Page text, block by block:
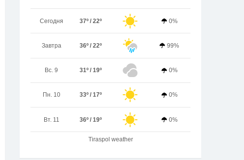
Сегодня 37º / 22º 0%
Завтра 36º / 22º 99%
Вс. 9 31º / 19º 0%
Пн. 10 33º / 17º 0%
Вт. 11 36º / 19º 0%
Tiraspol weather